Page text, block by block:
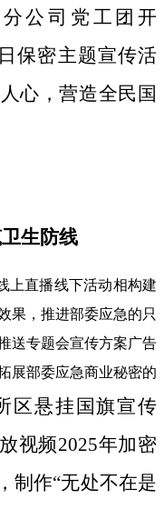
公司党工团开
保密主题宣传活
心，营造全民国
生防线
上直播线下活动相构建
果，推进部委应急的只
送专题会宣传方案广告
展部委应急商业秘密的
区悬挂国旗宣传
视频2025年加密
制作“无处不在是